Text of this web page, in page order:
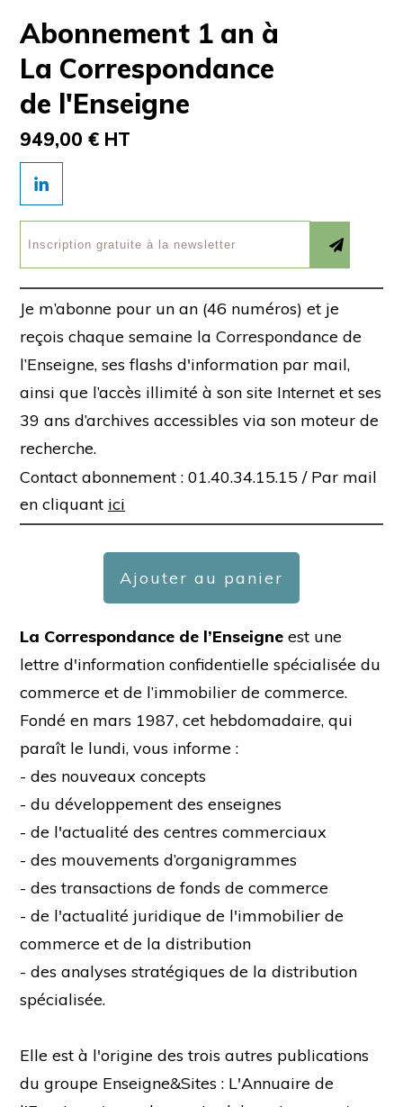
Abonnement 1 an à
La Correspondance
de l'Enseigne
949,00 € HT
Je m’abonne pour un an (46 numéros) et je
reçois chaque semaine la Correspondance de
l’Enseigne, ses flashs d'information par mail,
ainsi que l’accès illimité à son site Internet et ses
39 ans d’archives accessibles via son moteur de
recherche.
Contact abonnement : 01.40.34.15.15 / Par mail
en cliquant ici
Ajouter au panier
La Correspondance de l’Enseigne est une
lettre d'information confidentielle spécialisée du
commerce et de l’immobilier de commerce.
Fondé en mars 1987, cet hebdomadaire, qui
paraît le lundi, vous informe :
- des nouveaux concepts
- du développement des enseignes
- de l'actualité des centres commerciaux
- des mouvements d’organigrammes
- des transactions de fonds de commerce
- de l'actualité juridique de l'immobilier de
commerce et de la distribution
- des analyses stratégiques de la distribution
spécialisée.
Elle est à l'origine des trois autres publications
du groupe Enseigne&Sites : L'Annuaire de